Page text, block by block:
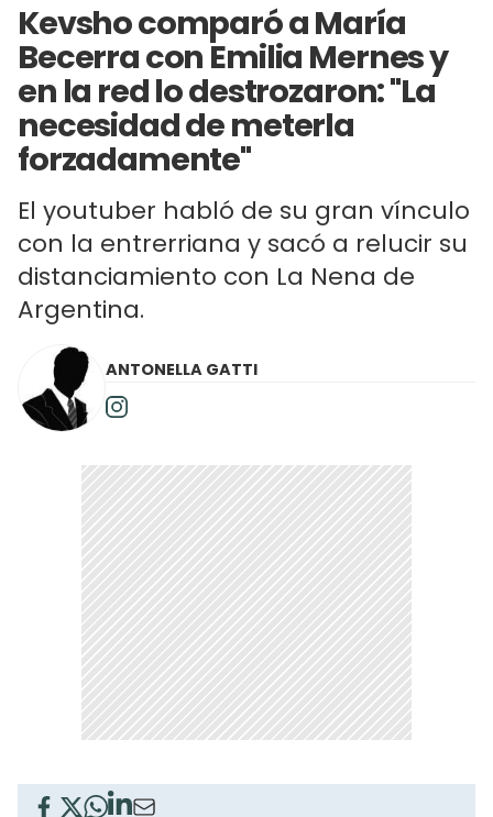
Kevsho comparó a María
Becerra con Emilia Mernes y
en la red lo destrozaron: "La
necesidad de meterla
forzadamente"
El youtuber habló de su gran vínculo
con la entrerriana y sacó a relucir su
distanciamiento con La Nena de
Argentina.
ANTONELLA GATTI